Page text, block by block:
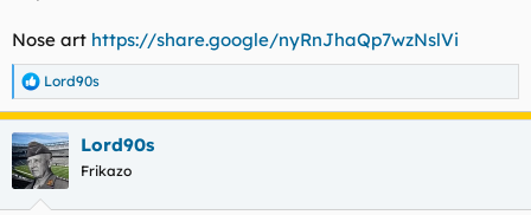
Nose art https://share.google/nyRnJhaQp7wzNslVi
R
e
a
c
c
i
Lord90s
Lord90s
Frikazo